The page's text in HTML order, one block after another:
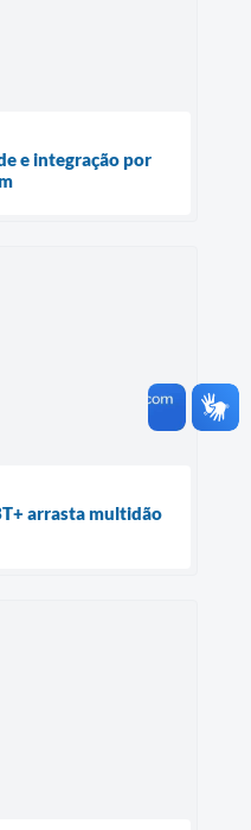
e integração por
arrasta multidão